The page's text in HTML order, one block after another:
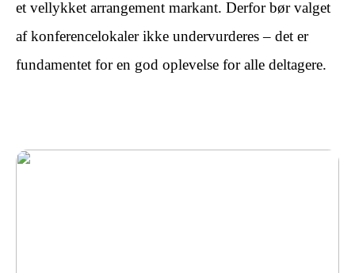
et vellykket arrangement markant. Derfor bør valget
af konferencelokaler ikke undervurderes – det er
fundamentet for en god oplevelse for alle deltagere.